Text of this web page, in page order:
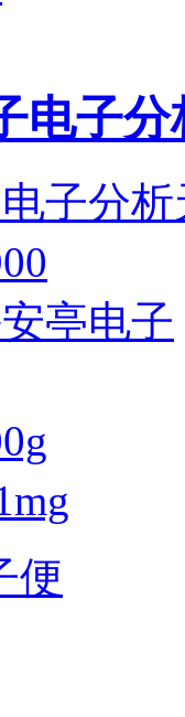
电子分
子分
亭电子